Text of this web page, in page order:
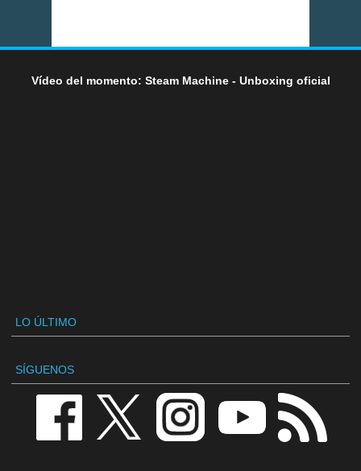
Vídeo del momento: Steam Machine - Unboxing oficial
LO ÚLTIMO
SÍGUENOS